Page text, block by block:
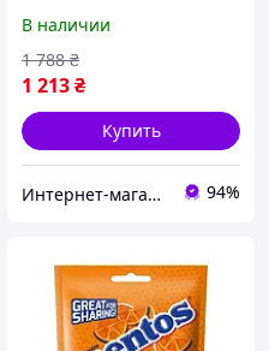
50 шт в банке
В наличии
1 213₴
1 788 ₴
Купить
Интернет-магазин "Beauty Mall" 94%